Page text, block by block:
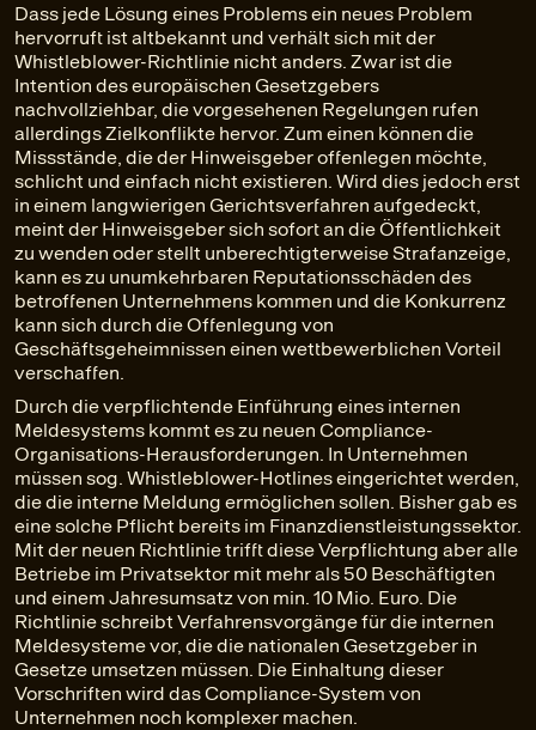
Dass jede Lösung eines Problems ein neues Problem
hervorruft ist altbekannt und verhält sich mit der
Whistleblower-Richtlinie nicht anders. Zwar ist die
Intention des europäischen Gesetzgebers
nachvollziehbar, die vorgesehenen Regelungen rufen
allerdings Zielkonflikte hervor. Zum einen können die
Missstände, die der Hinweisgeber offenlegen möchte,
schlicht und einfach nicht existieren. Wird dies jedoch erst
in einem langwierigen Gerichtsverfahren aufgedeckt,
meint der Hinweisgeber sich sofort an die Öffentlichkeit
zu wenden oder stellt unberechtigterweise Strafanzeige,
kann es zu unumkehrbaren Reputationsschäden des
betroffenen Unternehmens kommen und die Konkurrenz
kann sich durch die Offenlegung von
Geschäftsgeheimnissen einen wettbewerblichen Vorteil
verschaffen.
Durch die verpflichtende Einführung eines internen
Meldesystems kommt es zu neuen Compliance-
Organisations-Herausforderungen. In Unternehmen
müssen sog. Whistleblower-Hotlines eingerichtet werden,
die die interne Meldung ermöglichen sollen. Bisher gab es
eine solche Pflicht bereits im Finanzdienstleistungssektor.
Mit der neuen Richtlinie trifft diese Verpflichtung aber alle
Betriebe im Privatsektor mit mehr als 50 Beschäftigten
und einem Jahresumsatz von min. 10 Mio. Euro. Die
Richtlinie schreibt Verfahrensvorgänge für die internen
Meldesysteme vor, die die nationalen Gesetzgeber in
Gesetze umsetzen müssen. Die Einhaltung dieser
Vorschriften wird das Compliance-System von
Unternehmen noch komplexer machen.